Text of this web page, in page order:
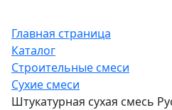
Главная страница
Каталог
Строительные смеси
Сухие смеси
Штукатурная сухая смесь